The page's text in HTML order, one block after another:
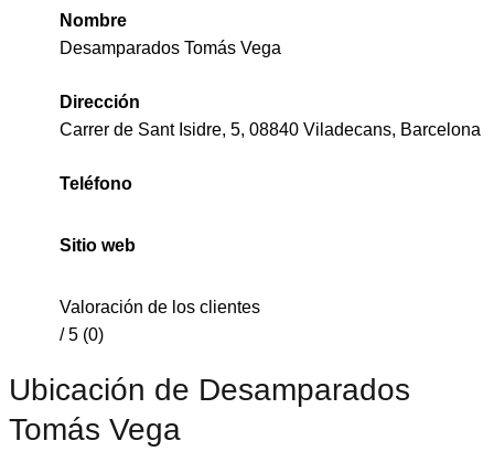
Nombre
Desamparados Tomás Vega
Dirección
Carrer de Sant Isidre, 5, 08840 Viladecans, Barcelona
Teléfono
Sitio web
Valoración de los clientes
/ 5 (0)
Ubicación de Desamparados
Tomás Vega